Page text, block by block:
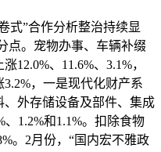
”合作分析整治持续显
点。宠物办事、车辆补缀
12.0%、11.6%、3.1%，
，一是现代化财产系
外存储设备及部件、集成
1.2%和1.1%。扣除食物
。2月份，“国内宏不雅政